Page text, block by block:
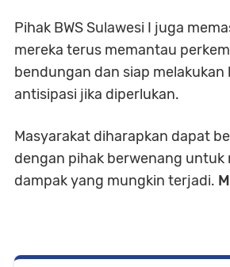
Pihak BWS Sulawesi I juga
mereka terus memantau
bendungan dan siap
antisipasi jika diperlukan.
Masyarakat diharapkan dapat
dengan pihak berwenang untuk
dampak yang mungkin terjadi.